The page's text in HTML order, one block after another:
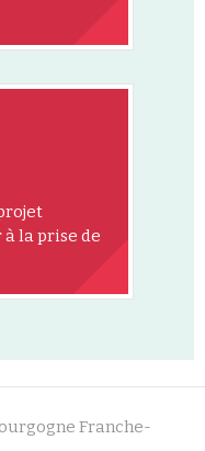
la prise de
Franche-